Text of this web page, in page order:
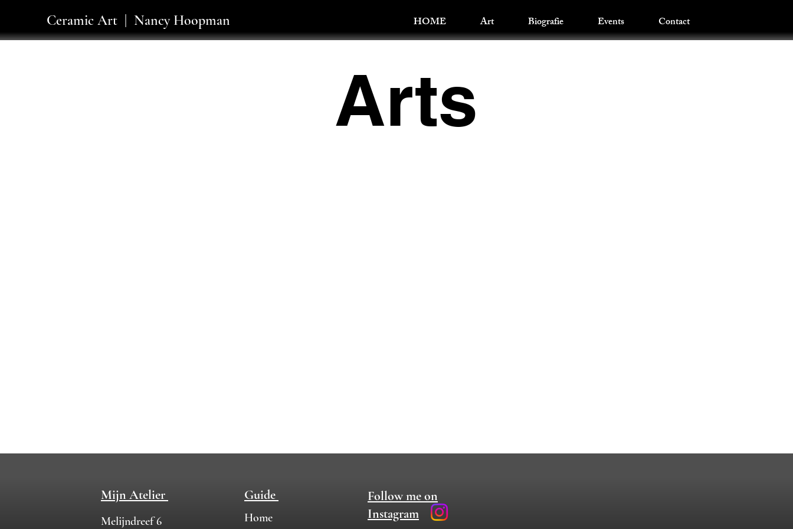
Ceramic Art | Nancy Hoopman HOME Art Biografie Events Contact
Arts
Mijn Atelier
Melijndreef 6
Guide
Home
Follow me on
Instagram